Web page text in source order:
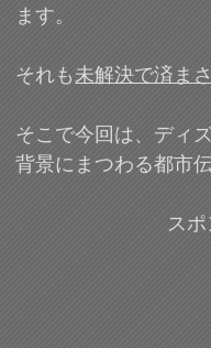
ます。
それも 未解決で済ま
そこで今回は、ディ
背景にまつわる都市
ス